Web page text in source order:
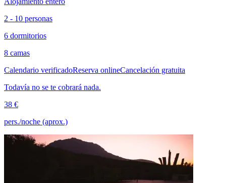
2 - 10 personas
6 dormitorios
8 camas
Calendario verificadoReserva onlineCancelación gratuita
Todavía no se te cobrará nada.
38 €
pers./noche (aprox.)